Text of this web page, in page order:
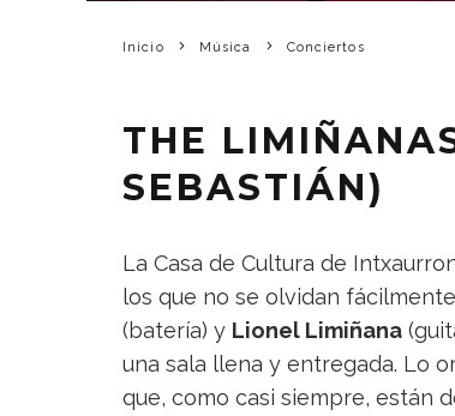
Inicio Música Conciertos
THE
SEBASTIÁN)
La Casa de Cultura de
los que no se olvidan
(batería) y Lionel Limiñana
una sala llena y entregada. Lo
que, como casi siempre, están